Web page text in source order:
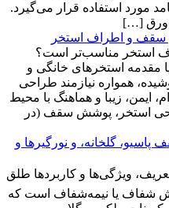
مورد استفاده قرار می‌گیرد.
ورق […]
سقف و اطراف استخر
استخر مناسب‌تر است؟
مقدمه استخرهای خانگی و
همواره نیازمند طراحی
ایمن، زیبا و هماهنگ با محیط
استخر، پوشش سقف (در
گلخانه، و نورگیرها و
ویژگی‌ها و کاربردها طلق
شفاف یا نیمه‌شفاف است که